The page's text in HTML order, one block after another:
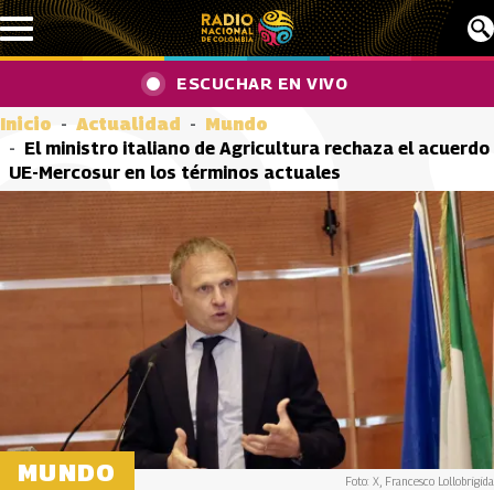
Pasar al contenido principal
ESCUCHAR EN VIVO
Inicio Actualidad
Mundo
El ministro italiano de Agricultura rechaza el acuerdo
UE-Mercosur en los términos actuales
MUNDO Foto: X, Francesco Lollobrigida